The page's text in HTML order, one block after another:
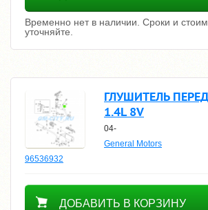
Временно нет в наличии. Сроки и
уточняйте.
ГЛУШИТЕЛЬ
1.4L 8V
04-
General Motors
96536932
Уточнить цену
ДОБАВИТЬ В КОРЗИНУ